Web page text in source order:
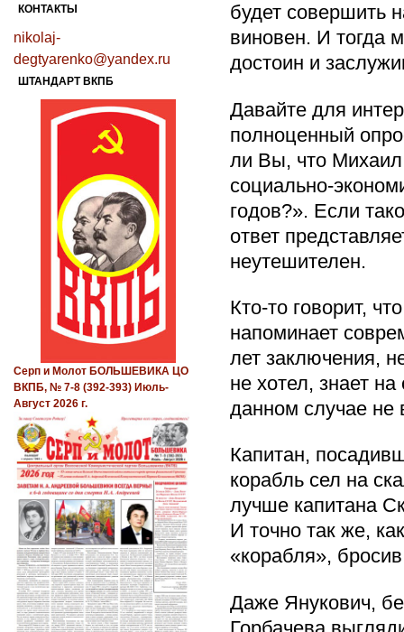
будет совершить
виновен. И тогда
достоин и
Давайте для
полноценный
ли Вы, что
социально-
годов?». Если
ответ
неутешителен.
Кто-то говорит,
напоминает
лет заключения,
не хотел, знает
данном случае не
Капитан,
корабль сел на
лучше капитана
И точно так же,
«корабля»,
Даже Янукович,
КОНТАКТЫ
nikolaj-
degtyarenko@yandex.ru
ШТАНДАРТ ВКПБ
Серп и Молот БОЛЬШЕВИКА ЦО
ВКПБ, № 7-8 (392-393) Июль-
Август 2026 г.